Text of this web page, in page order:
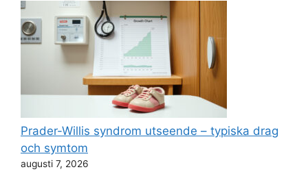
Prader-Willis syndrom utseende – typiska drag
och symtom
augusti 7, 2026